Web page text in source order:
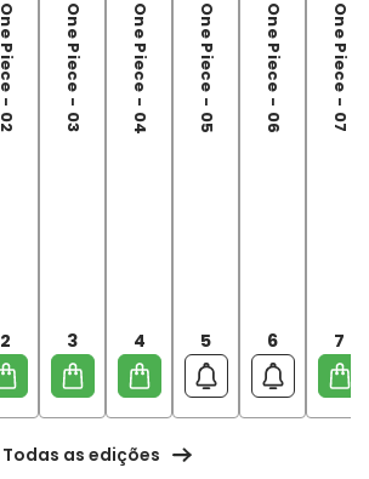
One Piece - 02
2
One Piece - 03
3
One Piece - 04
4
One Piece - 05
5
One Piece - 06
6
One Piece - 07
7
Todas as edições